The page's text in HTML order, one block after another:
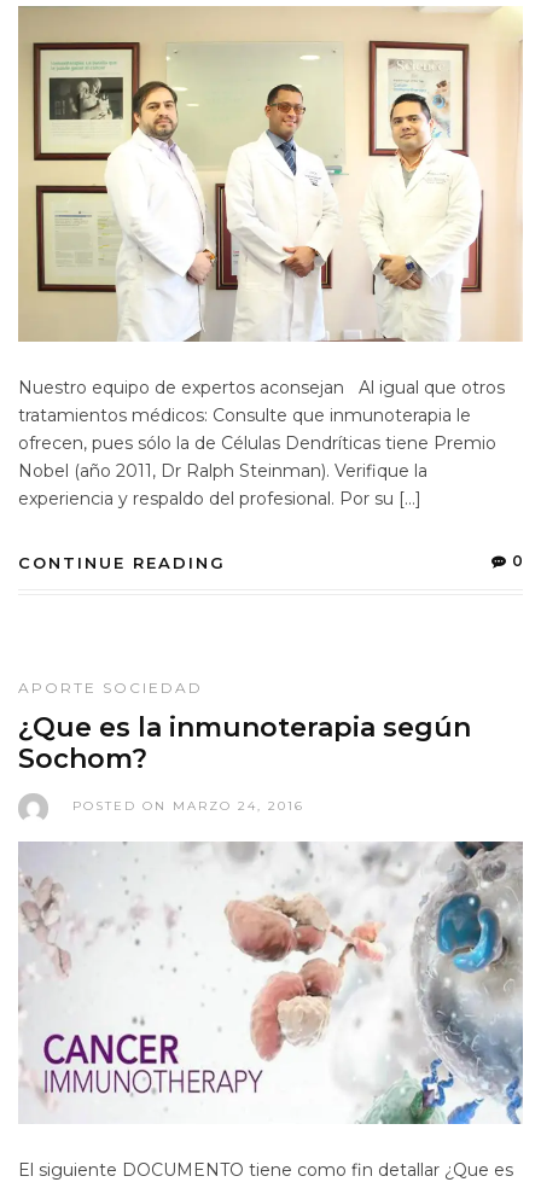
Nuestro equipo de expertos aconsejan Al igual que otros
tratamientos médicos: Consulte que inmunoterapia le
ofrecen, pues sólo la de Células Dendríticas tiene Premio
Nobel (año 2011, Dr Ralph Steinman). Verifique la
experiencia y respaldo del profesional. Por su […]
CONTINUE READING 0
APORTE SOCIEDAD
¿Que es la inmunoterapia según
Sochom?
POSTED ON MARZO 24, 2016
El siguiente DOCUMENTO tiene como fin detallar ¿Que es